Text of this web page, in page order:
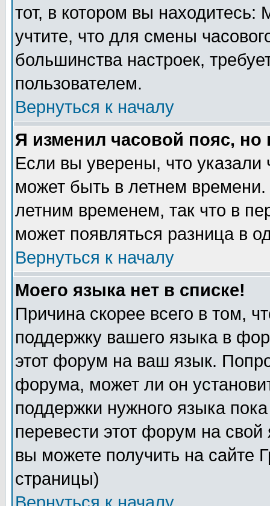
тот, в котором вы
учтите, что для смены
большинства настроек,
пользователем.
Вернуться к началу
Я изменил часовой пояс,
Если вы уверены, что указали
может быть в летнем
летним временем, так что в
может появляться разница в
Вернуться к началу
Моего языка нет в списке!
Причина скорее всего в том,
поддержку вашего языка в
этот форум на ваш язык.
форума, может ли он
поддержки нужного языка
перевести этот форум на
вы можете получить на сайте
страницы)